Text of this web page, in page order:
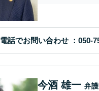
電話でお問い合わせ
今酒 雄一 弁